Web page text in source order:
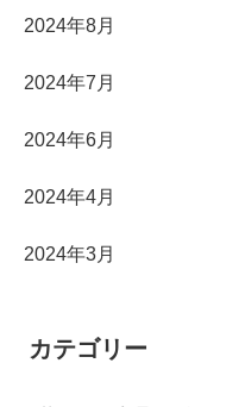
2024年8月
2024年7月
2024年6月
2024年4月
2024年3月
カテゴリー